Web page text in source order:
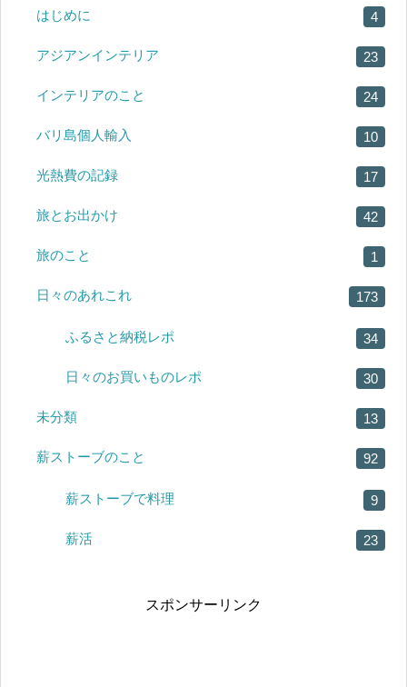
はじめに 4
アジアンインテリア 23
インテリアのこと 24
バリ島個人輸入 10
光熱費の記録 17
旅とお出かけ 42
旅のこと 1
日々のあれこれ 173
ふるさと納税レポ 34
日々のお買いものレポ 30
未分類 13
薪ストーブのこと 92
薪ストーブで料理 9
薪活 23
スポンサーリンク